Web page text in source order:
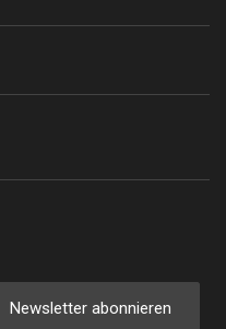
Newsletter abonnieren